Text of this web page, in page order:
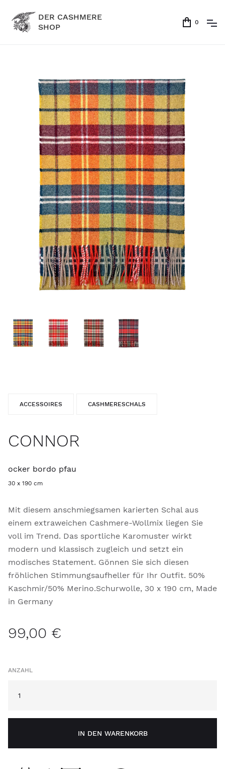
DER CASHMERE
SHOP
0
ACCESSOIRES CASHMERESCHALS
CONNOR
ocker bordo pfau
30 x 190 cm
Mit diesem anschmiegsamen karierten Schal aus
einem extraweichen Cashmere-Wollmix liegen Sie
voll im Trend. Das sportliche Karomuster wirkt
modern und klassisch zugleich und setzt ein
modisches Statement. Gönnen Sie sich diesen
fröhlichen Stimmungsaufheller für Ihr Outfit. 50%
Kaschmir/50% Merino.Schurwolle, 30 x 190 cm, Made
in Germany
99,00 €
ANZAHL
IN DEN WARENKORB